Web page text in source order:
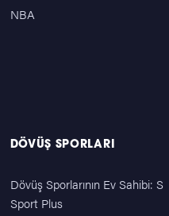
NBA
DÖVÜŞ SPORLARI
Dövüş Sporlarının Ev Sahibi: S
Sport Plus